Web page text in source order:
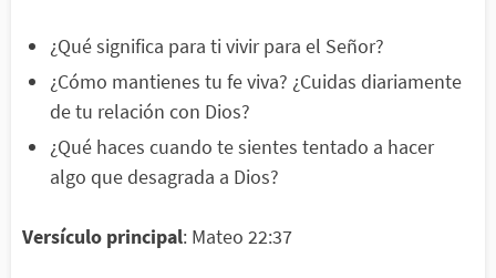
¿Qué significa para ti vivir para el Señor?
¿Cómo mantienes tu fe viva? ¿Cuidas diariamente
de tu relación con Dios?
¿Qué haces cuando te sientes tentado a hacer
algo que desagrada a Dios?
Versículo principal: Mateo 22:37